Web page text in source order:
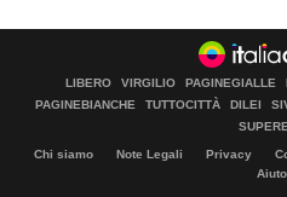
LIBERO VIRGILIO PAGINEGIALLE
PAGINEBIANCHE
TUTTOCITTÀ DILEI
Chi siamo Note Legali Privacy
Aiuto